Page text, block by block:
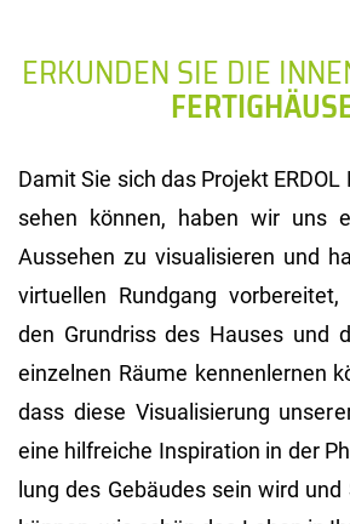
ERKUNDEN SIE DIE
Damit Sie sich das Pro­jekt
se­hen kön­nen, haben wir uns
Aus­se­hen zu vi­sua­li­sie­ren und
vir­tu­el­len Rund­gang
den Grund­riss des Hau­ses und
ein­zel­nen Räume ken­nen­ler­nen
dass diese Vi­sua­li­sie­rung
eine hilf­rei­che In­spi­ra­ti­on in der
lung des Ge­bäu­des sein wird